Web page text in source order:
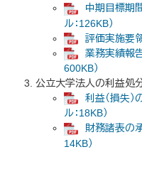
中期目標期
ル：126KB）
評価実施要領
業務実績報告
600KB）
公立大学法人の利益処
利益（損失）
ル：18KB）
財務諸表の
14KB）